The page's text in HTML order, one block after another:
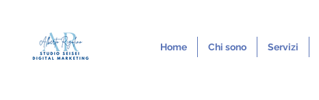
Home Chi sono Servizi